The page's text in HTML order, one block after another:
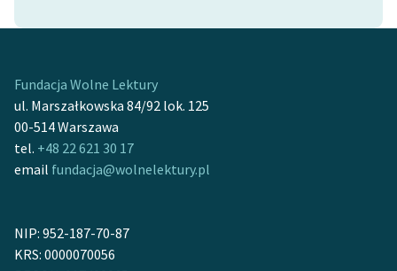
Szkoła Poezji Wolnych
O nas
Kontakt
O projekcie
Zasady wykorzystania
Fundacja Wolne Lektury
ul. Marszałkowska 84/92 lok. 125
00-514 Warszawa
tel. +48 22 621 30 17
email fundacja@wolnelektury.pl
NIP: 952-187-70-87
KRS: 0000070056